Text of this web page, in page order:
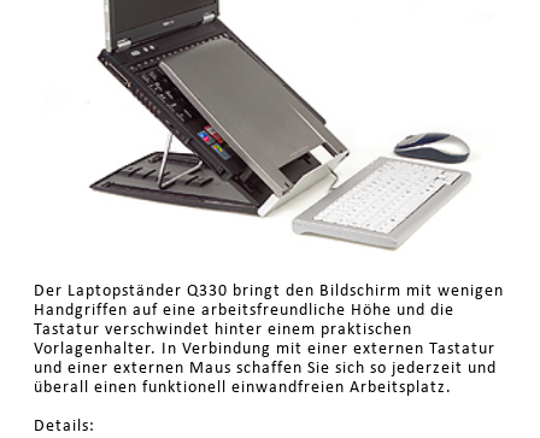
Der Laptopständer Q330 bringt den Bildschirm mit wenigen
Handgriffen auf eine arbeitsfreundliche Höhe und die
Tastatur verschwindet hinter einem praktischen
Vorlagenhalter. In Verbindung mit einer externen Tastatur
und einer externen Maus schaffen Sie sich so jederzeit und
überall einen funktionell einwandfreien Arbeitsplatz.
Details: